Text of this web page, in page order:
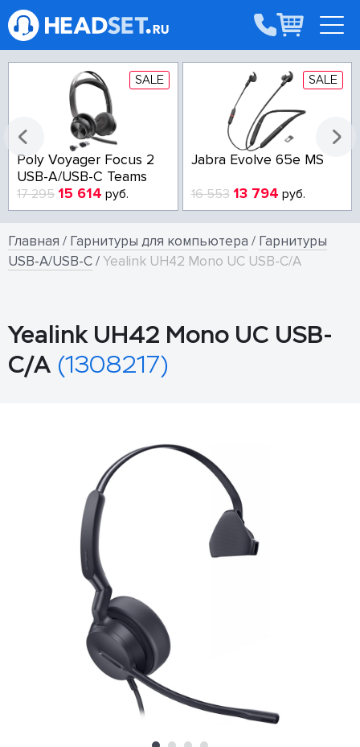
SALE
Poly Voyager Focus 2
USB-A/USB-C Teams
17 295 15 614 руб.
SALE
Jabra Evolve 65e MS
16 553 13 794 руб.
Главная / Гарнитуры для компьютера / Гарнитуры
USB-A/USB-C/Yealink UH42 Mono UC USB-C/A
Yealink UH42 Mono UC USB-
C/A (1308217)